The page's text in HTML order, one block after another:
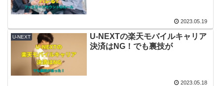
2023.05.19
U-NEXT
U-NEXTの楽天モバイルキャリア
決済はNG！でも裏技が
2023.05.18